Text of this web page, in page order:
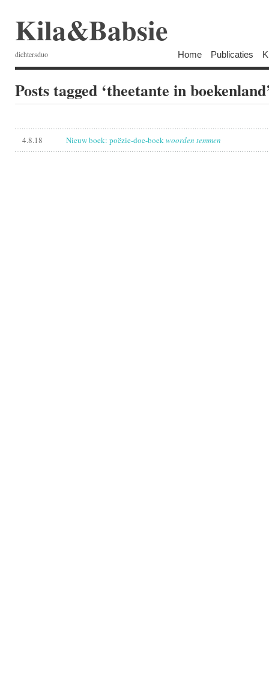
Kila&Babsie
dichtersduo Home Publicaties
Posts tagged ‘theetante in
4.8.18 Nieuw boek: poëzie-doe-boekwoorden temmen